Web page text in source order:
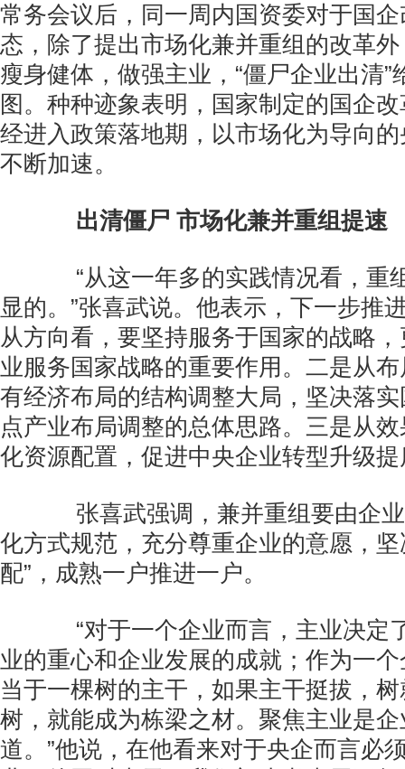
常务会议后，同一周内国资委对于国
态，除了提出市场化兼并重组的改革
瘦身健体，做强主业，“僵尸企业出清”
图。种种迹象表明，国家制定的国企
经进入政策落地期，以市场化为导向
不断加速。
出清僵尸 市场化兼并重组提速
“从这一年多的实践情况看，重
显的。”张喜武说。他表示，下一步推
从方向看，要坚持服务于国家的战略
业服务国家战略的重要作用。二是从
有经济布局的结构调整大局，坚决落
点产业布局调整的总体思路。三是从
化资源配置，促进中央企业转型升级
张喜武强调，兼并重组要由企业
化方式规范，充分尊重企业的意愿，坚
配”，成熟一户推进一户。
“对于一个企业而言，主业决定
业的重心和企业发展的成就；作为一
当于一棵树的主干，如果主干挺拔，
树，就能成为栋梁之材。聚焦主业是
道。”他说，在他看来对于央企而言必